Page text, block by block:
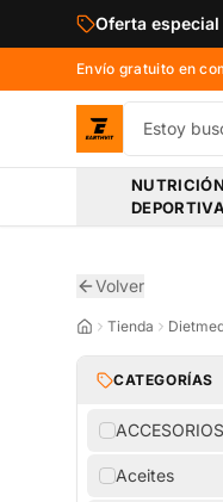
Saltar al contenido
Oferta
Envío gratuito en
NUTRICIÓN
DEPORTIVA
Volver
Tienda
CATEGORÍAS
ACCESORIOS
Aceites